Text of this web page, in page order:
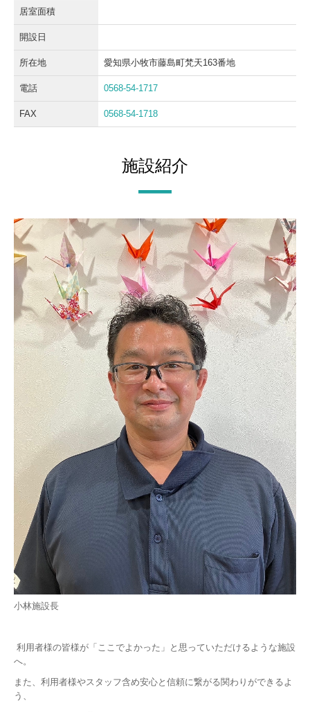
お問合せ
個人情報保護方針
居室面積
開設日
所在地 愛知県小牧市藤島町梵天163番地
電話 0568-54-1717
FAX 0568-54-1718
施設紹介
―
小林施設長
利用者様の皆様が「ここでよかった」と思っていただけるような施設
へ。
また、利用者様やスタッフ含め安心と信頼に繋がる関わりができるよ
う、